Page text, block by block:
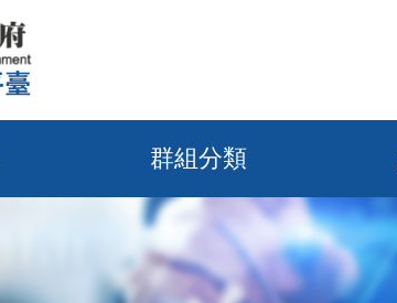
群組分類